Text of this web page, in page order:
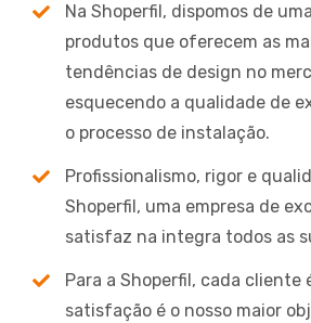
Na Shoperfil, dispomos de
produtos que oferecem as
tendências de design no
esquecendo a qualidade de
o processo de instalação.
Profissionalismo, rigor e
Shoperfil, uma empresa de
satisfaz na integra todos as
Para a Shoperfil, cada cliente
satisfação é o nosso maior